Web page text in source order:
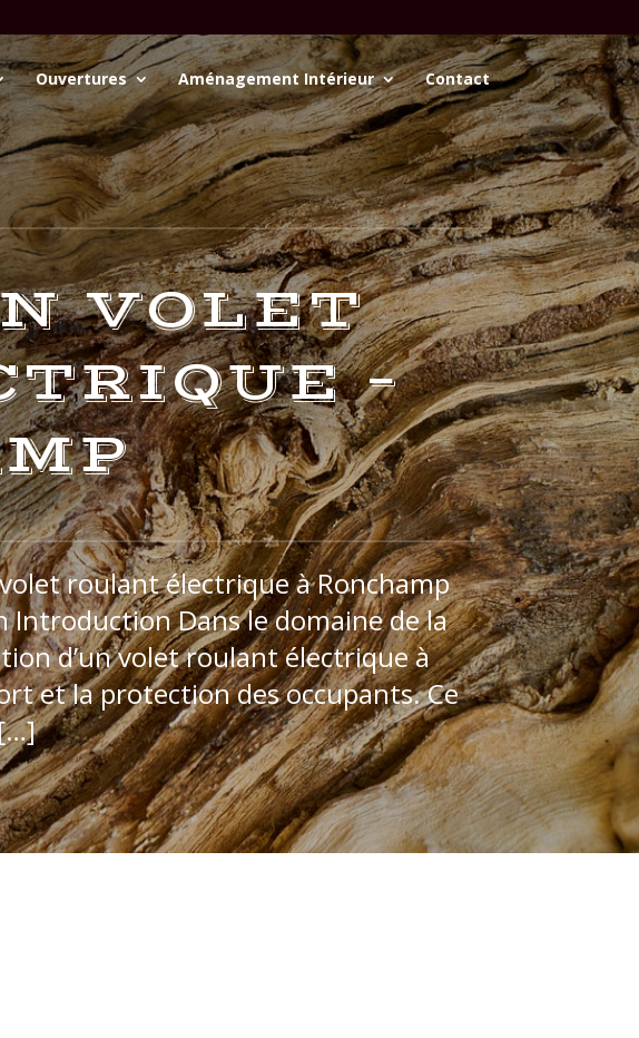
Ouvertures Aménagement Intérieur Contact
VOLET
–
roulant électrique à Ronchamp
Introduction Dans le domaine de la
d’un volet roulant électrique à
et la protection des occupants. Ce